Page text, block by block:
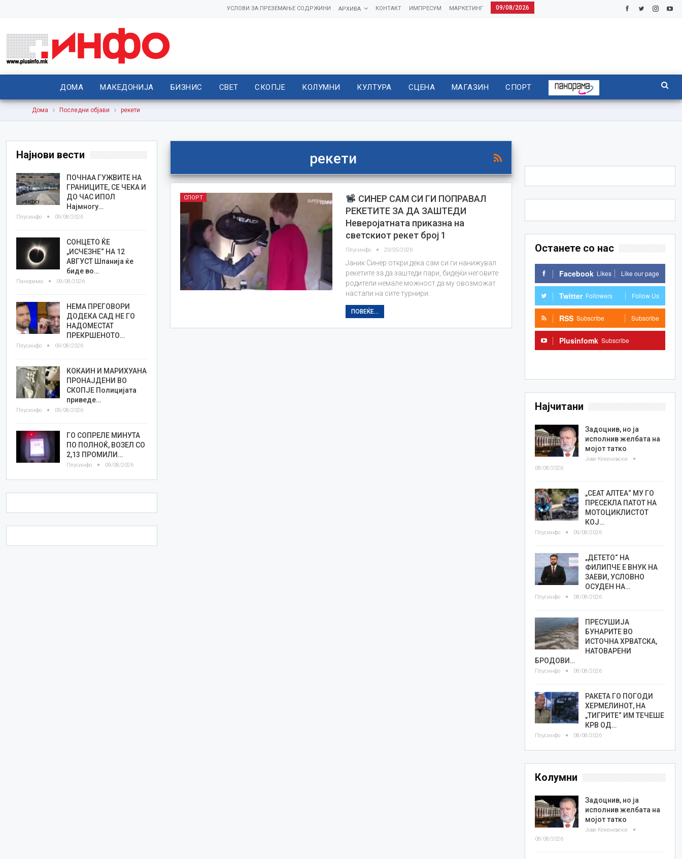
09/08/2026
МАРКЕТИНГ
ИМПРЕСУМ
КОНТАКТ
АРХИВА
УСЛОВИ ЗА ПРЕЗЕМАЊЕ СОДРЖИНИ
ДОМА МАКЕДОНИЈА БИЗНИС СВЕТ СКОПЈЕ КОЛУМНИ КУЛТУРА СЦЕНА МАГАЗИН СПОРТ
Дома Последни објави рекети
рекети
СПОРТ
СИНЕР САМ СИ ГИ ПОПРАВАЛ
РЕКЕТИТЕ ЗА ДА ЗАШТЕДИ
Неверојатната приказна на
светскиот рекет број 1
Плусинфо 20/05/2026
Јаник Синер откри дека сам си ги нанижувал
рекетите за да заштеди пари, бидејќи неговите
родители немале можност да му овозможат
настапи на сите турнири.
ПОВЕЌЕ...
Останете со нас
Facebook Likes Like our page
Twitter Followers Follow Us
RSS Subscribe Subscribe
Plusinfomk Subscribe
Најчитани
Задоцнив, но ја
исполнив желбата на
мојот татко
Јове Кекеновски
08/08/2026
„СЕАТ АЛТЕА“ МУ ГО
ПРЕСЕКЛА ПАТОТ НА
МОТОЦИКЛИСТОТ
КОЈ…
Плусинфо 09/08/2026
„ДЕТЕТО“ НА
ФИЛИПЧЕ Е ВНУК НА
ЗАЕВИ, УСЛОВНО
ОСУДЕН НА…
Плусинфо 08/08/2026
ПРЕСУШИЈА
БУНАРИТЕ ВО
ИСТОЧНА ХРВАТСКА,
НАТОВАРЕНИ
БРОДОВИ…
Плусинфо 08/08/2026
РАКЕТА ГО ПОГОДИ
ХЕРМЕЛИНОТ, НА
„ТИГРИТЕ“ ИМ ТЕЧЕШЕ
КРВ ОД…
Плусинфо 08/08/2026
Колумни
Задоцнив, но ја
исполнив желбата на
мојот татко
Јове Кекеновски
08/08/2026
Најнови вести
ПОЧНАА ГУЖВИТЕ НА
ГРАНИЦИТЕ, СЕ ЧЕКА И
ДО ЧАС ИПОЛ
Најмногу…
Плусинфо 09/08/2026
СОНЦЕТО ЌЕ
„ИСЧЕЗНЕ“ НА 12
АВГУСТ Шпанија ќе
биде во…
Панорама 09/08/2026
НЕМА ПРЕГОВОРИ
ДОДЕКА САД НЕ ГО
НАДОМЕСТАТ
ПРЕКРШЕНОТО…
Плусинфо 09/08/2026
КОКАИН И МАРИХУАНА
ПРОНАЈДЕНИ ВО
СКОПЈЕ Полицијата
приведе…
Плусинфо 09/08/2026
ГО СОПРЕЛЕ МИНУТА
ПО ПОЛНОЌ, ВОЗЕЛ СО
2,13 ПРОМИЛИ…
Плусинфо 09/08/2026